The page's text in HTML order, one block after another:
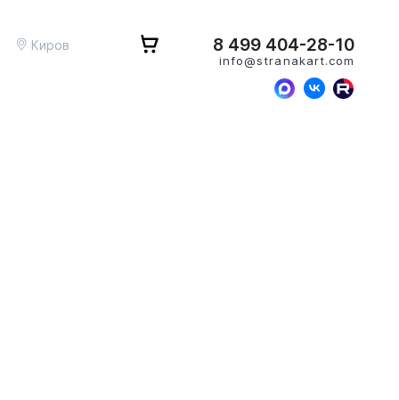
Киров 8 499 404-28-10
info@stranakart.com